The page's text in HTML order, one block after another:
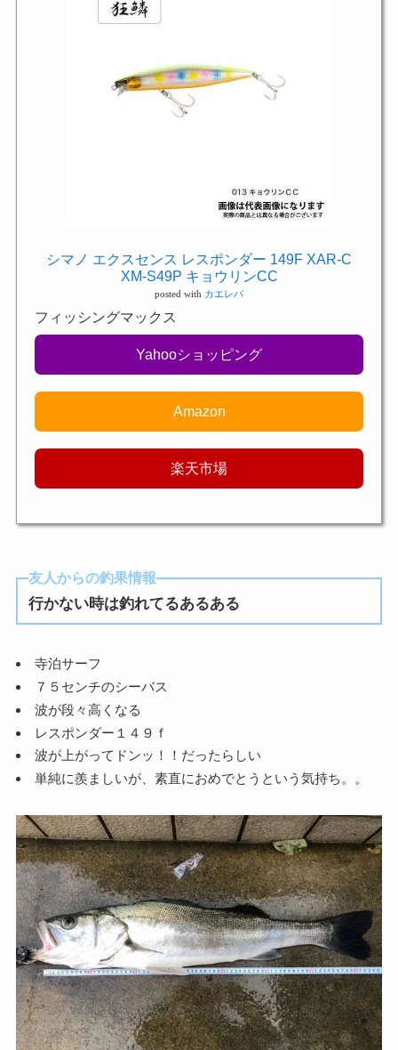
シマノ エクスセンス レスポンダー 149F XAR-C
XM-S49P キョウリンCC
posted with カエレバ
フィッシングマックス
Yahooショッピング
Amazon
楽天市場
友人からの釣果情報
行かない時は釣れてるあるある
寺泊サーフ
７５センチのシーバス
波が段々高くなる
レスポンダー１４９ｆ
波が上がってドンッ！！だったらしい
単純に羨ましいが、素直におめでとうという気持ち。。